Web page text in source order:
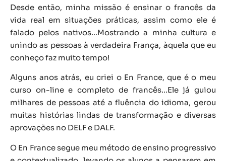
Desde então, minha missão é ensinar o francês da
vida real em situações práticas, assim como ele é
falado pelos nativos…Mostrando a minha cultura e
unindo as pessoas à verdadeira França, àquela que eu
conheço faz muito tempo!
Alguns anos atrás, eu criei o En France, que é o meu
curso on-line e completo de francês…Ele já guiou
milhares de pessoas até a fluência do idioma, gerou
muitas histórias lindas de transformação e diversas
aprovações no DELF e DALF.
O En France segue meu método de ensino progressivo